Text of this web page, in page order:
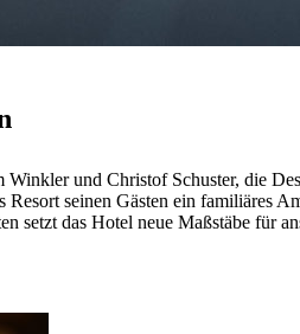
und Christof Schuster, die
seinen Gästen ein familiäres
das Hotel neue Maßstäbe für